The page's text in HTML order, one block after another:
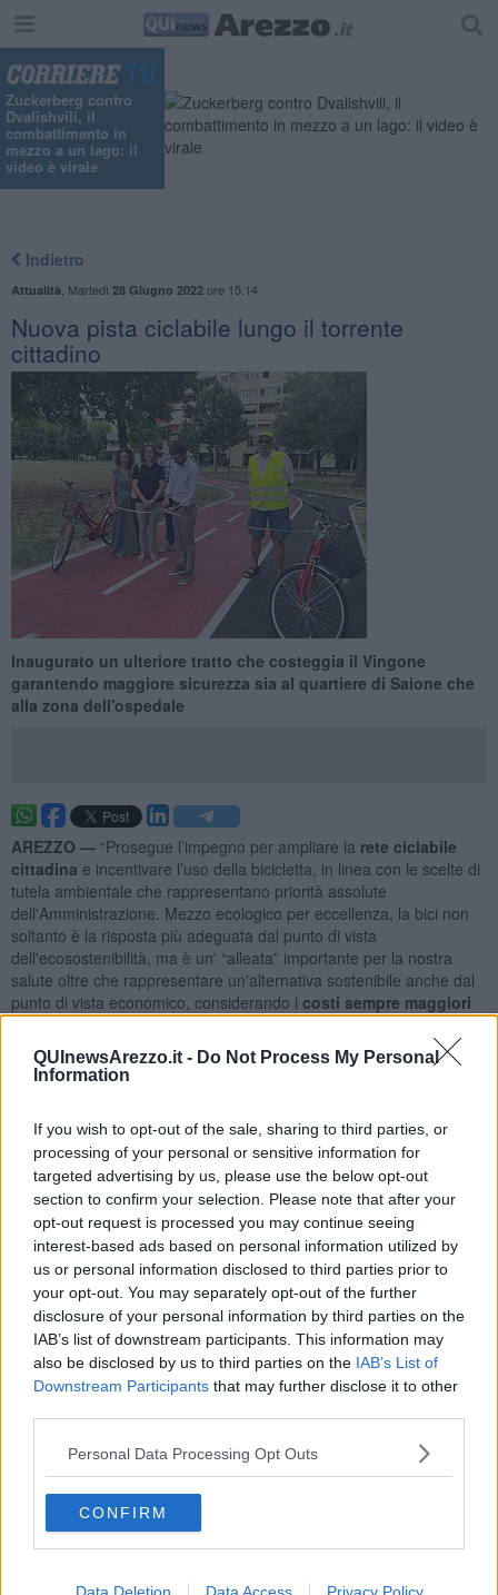
QUInewsArezzo.it - Do Not Process My Personal
Information
If you wish to opt-out of the sale, sharing to third parties, or
processing of your personal or sensitive information for
targeted advertising by us, please use the below opt-out
section to confirm your selection. Please note that after your
opt-out request is processed you may continue seeing
interest-based ads based on personal information utilized by
us or personal information disclosed to third parties prior to
your opt-out. You may separately opt-out of the further
disclosure of your personal information by third parties on the
IAB’s list of downstream participants. This information may
also be disclosed by us to third parties on the IAB’s List of
Downstream Participants that may further disclose it to other
Personal Data Processing Opt Outs
CONFIRM
Zuckerberg contro
Dvalishvili, il
combattimento in
mezzo a un lago: il
video è virale
Indietro
Attualità Martedì 28 Giugno 2022ore 15:14
Nuova pista ciclabile lungo il torrente
cittadino
Inaugurato un ulteriore tratto che costeggia il Vingone
garantendo maggiore sicurezza sia al quartiere di Saione che
alla zona dell'ospedale
AREZZO — “Prosegue l’impegno per ampliare la rete ciclabile
cittadina e incentivare l’uso della bicicletta, in linea con le scelte di
tutela ambientale che rappresentano priorità assolute
dell'Amministrazione. Mezzo ecologico per eccellenza, la bici non
soltanto è la risposta più adeguata dal punto di vista
dell'ecosostenibilità, ma è un' “alleata” importante per la nostra
salute oltre che rappresentare un'alternativa sostenibile anche dal
punto di vista economico, considerando i costi sempre maggiori
dei prezzi dei carburanti. Stiamo collegando molte parti di città, e
questo tratto rappresenta un'importante maglia di ricucitura della
rete ciclabile cittadina”.
Casi, all'inaugurazione, oggi, delnuovo tratto di ciclabile del
Vingone,progetto che il Comune di Arezzo ha realizzato con le
risorse previste dal decreto ministeriale dell'agosto 2020 pari a
352mila euro
Il nuovo tratto di pista ciclabile in sede propriaconnettela pista
ciclopedonale esistente di via Nenni a via Colombo e via Tolomeo,
passando dalle pertinenze di via del Vingone. Più nel dettaglio, la
ciclabile ha origine a nord dal percorso ciclopedonale esistente
adiacente a via Nenni da cui si dirama proprio in corrispondenza
dell’attraversamento della stessa strada. Prosegue poi nell'area
verde di via Cook e via del Vingone e quindi sul lato nord-ovest di
via Colombo -dove il marciapiede esistente è stato ampliato per
poter ospitare un percorso pedonale affiancato alla pista ciclabile e
infine svoltare in via Tolomeo dove anche qui è stato allargato il
marciapiede esistente per ospitare, affiancati, il percorso pedonale
e la pista ciclabile. Lungo tutto il tracciato è stato realizzato anche